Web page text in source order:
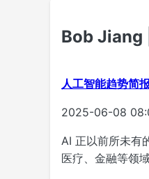
Bob Jiang
人工智能趋势简
2025-06-08
AI 正以前所未有
医疗、金融等领